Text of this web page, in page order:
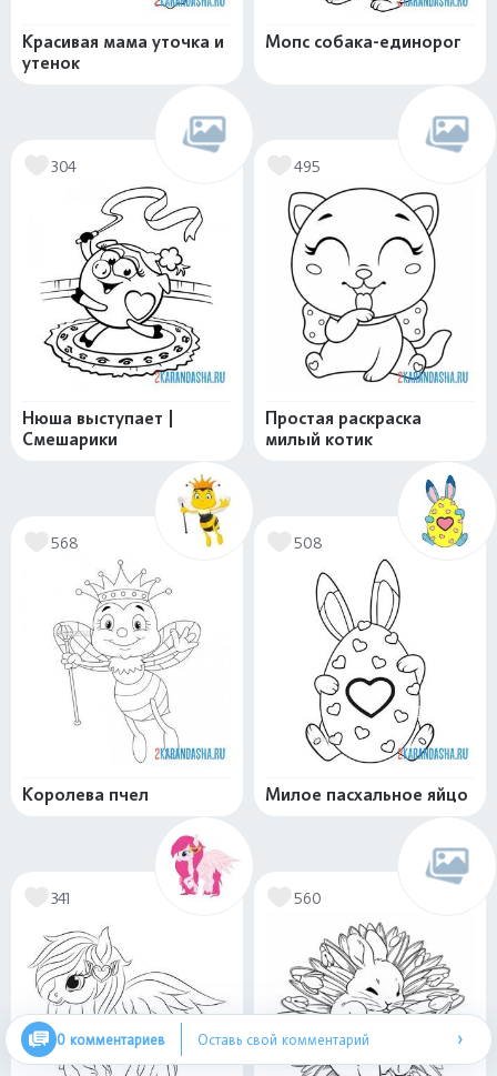
Красивая мама уточка и
утенок
Мопс собака-единорог
304
Нюша выступает |
Смешарики
495
Простая раскраска
милый котик
568
Королева пчел
508
Милое пасхальное яйцо
341 560
0 комментариев Оставь свой комментарий ›